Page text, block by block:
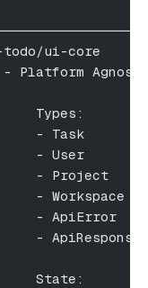
todo/ui-
- Platform
Types:
- Task
- User
- Project
- Workspace
- ApiError
-
State: